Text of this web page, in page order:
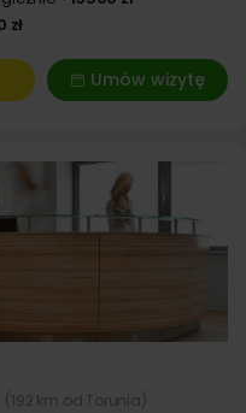
zł
Umów wizytę
(192 km od Torunia)